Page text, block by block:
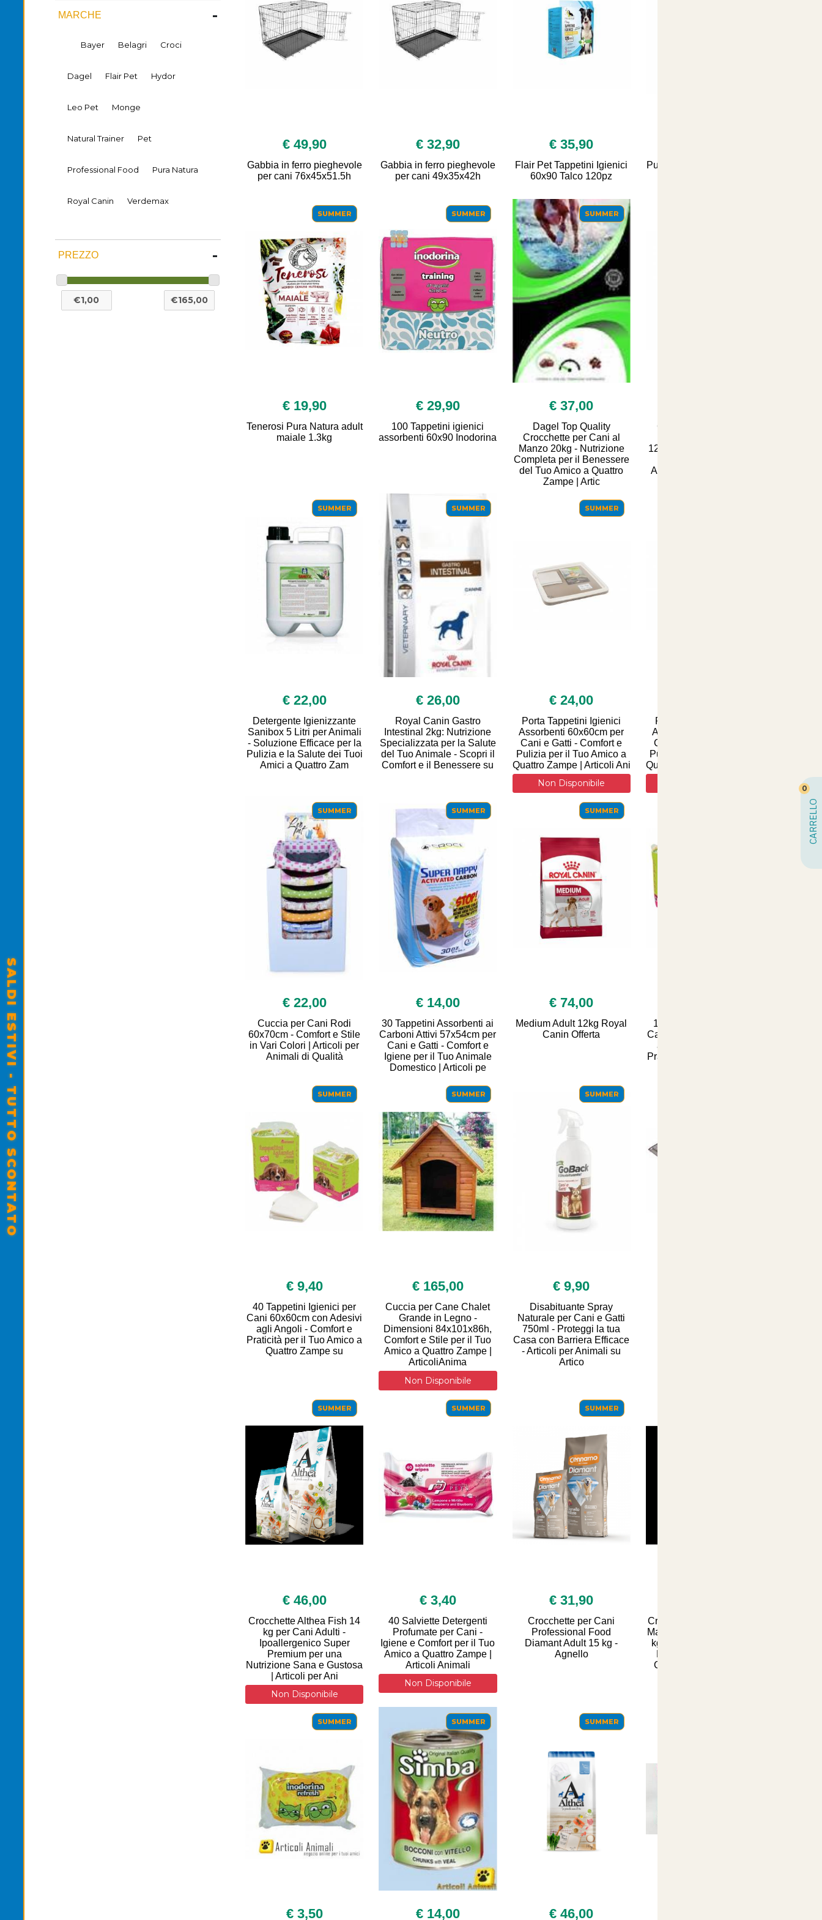
MARCHE -
Bayer Belagri Croci
Dagel Flair Pet Hydor
Leo Pet Monge
Natural Trainer Pet
Professional Food Pura Natura
Royal Canin Verdemax
PREZZO -
€ 49,90
Gabbia in ferro pieghevole
per cani 76x45x51.5h
€ 32,90
Gabbia in ferro pieghevole
per cani 49x35x42h
€ 35,90
Flair Pet Tappetini Igienici
60x90 Talco 120pz
Pura Natura Gioie di Frutta
SUMMER
€ 19,90
Tenerosi Pura Natura adult
maiale 1.3kg
SUMMER
€ 29,90
100 Tappetini igienici
assorbenti 60x90 Inodorina
SUMMER
€ 37,00
Dagel Top Quality
Crocchette per Cani al
Manzo 20kg - Nutrizione
Completa per il Benessere
del Tuo Amico a Quattro
Zampe | Artic
Corna di Cervo Snack
120grammi - Delizia Sana
Amico a Quattro Zampe |
SUMMER
€ 22,00
Detergente Igienizzante
Sanibox 5 Litri per Animali
- Soluzione Efficace per la
Pulizia e la Salute dei Tuoi
Amici a Quattro Zam
SUMMER
€ 26,00
Royal Canin Gastro
Intestinal 2kg: Nutrizione
Specializzata per la Salute
del Tuo Animale - Scopri il
Comfort e il Benessere su
SUMMER
€ 24,00
Porta Tappetini Igienici
Assorbenti 60x60cm per
Cani e Gatti - Comfort e
Pulizia per il Tuo Amico a
Quattro Zampe | Articoli Ani
Non Disponibile
Porta Tappetini Igienici
Assorbenti 60x90cm per
Cani e Gatti - Comfort e
Pulizia per il Tuo Amico a
Quattro Zampe | Articoli Ani
SUMMER
€ 22,00
Cuccia per Cani Rodi
60x70cm - Comfort e Stile
in Vari Colori | Articoli per
Animali di Qualità
SUMMER
€ 14,00
30 Tappetini Assorbenti ai
Carboni Attivi 57x54cm per
Cani e Gatti - Comfort e
Igiene per il Tuo Animale
Domestico | Articoli pe
SUMMER
€ 74,00
Medium Adult 12kg Royal
Canin Offerta
10 Tappetini Igienici per
Cani 60x60cm con Adesivi
agli Angoli - Comfort e
Praticità per il Tuo Amico a
SUMMER
€ 9,40
40 Tappetini Igienici per
Cani 60x60cm con Adesivi
agli Angoli - Comfort e
Praticità per il Tuo Amico a
Quattro Zampe su
SUMMER
€ 165,00
Cuccia per Cane Chalet
Grande in Legno -
Dimensioni 84x101x86h,
Comfort e Stile per il Tuo
Amico a Quattro Zampe |
ArticoliAnima
Non Disponibile
SUMMER
€ 9,90
Disabituante Spray
Naturale per Cani e Gatti
750ml - Proteggi la tua
Casa con Barriera Efficace
- Articoli per Animali su
Artico
SUMMER
€ 46,00
Crocchette Althea Fish 14
kg per Cani Adulti -
Ipoallergenico Super
Premium per una
Nutrizione Sana e Gustosa
| Articoli per Ani
Non Disponibile
SUMMER
€ 3,40
40 Salviette Detergenti
Profumate per Cani -
Igiene e Comfort per il Tuo
Amico a Quattro Zampe |
Articoli Animali
Non Disponibile
SUMMER
€ 31,90
Crocchette per Cani
Professional Food
Diamant Adult 15 kg -
Agnello
Crocchette Natural Trainer
Maxi Adult per Cane - 12.5
kg con Prosciutto Crudo,
Gusto Irresistibile per la
SUMMER
€ 3,50
SUMMER
€ 14,00
SUMMER
€ 46,00
CARRELLO
0
SALDI ESTIVI - TUTTO SCONTATO